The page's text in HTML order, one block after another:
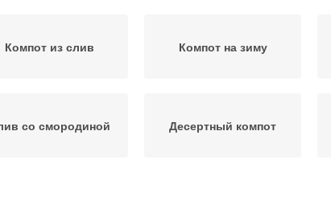
Компот из слив Компот на зиму
со смородиной Десертный компот